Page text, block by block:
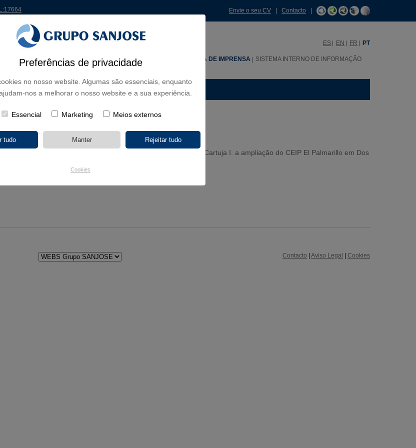
Preferências de privacidade
no nosso website. Algumas são essenciais, enquanto
nos a melhorar o nosso website e a sua experiência.
Essencial Marketing Meios externos
Cookies
Envie o seu CV Contacto
ES EN FR PT
ACIONISTAS E INVESTIDORES INOVAÇÃO SALA DE IMPRENSA SISTEMA INTERNO DE INFORMAÇÃO
em Dos Hermanas, Sevilha
o CEIP El Palmarillo em Dos Hermanas, Sevilha
de Infraestructuras e Serviços Educativos adjudicou à Cartuja I. a ampliação do CEIP El Palmarillo em Dos
Contacto Aviso Legal Cookies